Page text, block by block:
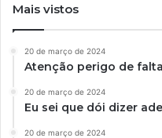
Mais vistos
20 de março de 2024
Atenção perigo de
20 de março de 2024
Eu sei que dói dizer
20 de março de 2024